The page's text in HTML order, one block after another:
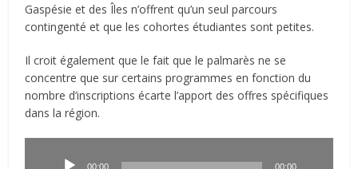
Gaspésie et des Îles n’offrent qu’un seul parcours
contingenté et que les cohortes étudiantes sont petites.
Il croit également que le fait que le palmarès ne se
concentre que sur certains programmes en fonction du
nombre d’inscriptions écarte l’apport des offres spécifiques
dans la région.
00:00 00:00